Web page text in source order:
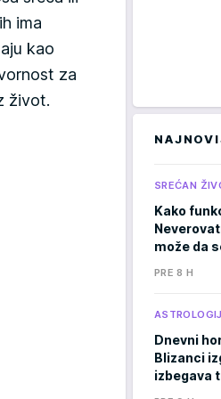
ima
kao
za
život.
SREĆAN
Kako
može da
PRE 8 H
Dnevni
Blizanci
izbegava